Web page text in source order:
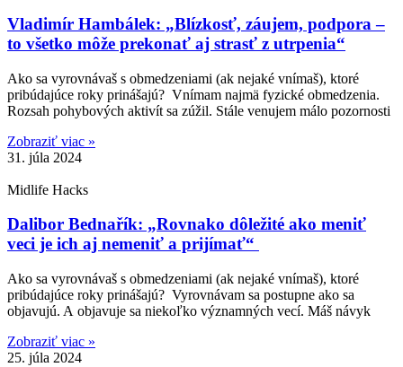
Vladimír Hambálek: „Blízkosť, záujem, podpora –
to všetko môže prekonať aj strasť z utrpenia“
Ako sa vyrovnávaš s obmedzeniami (ak nejaké vnímaš), ktoré
pribúdajúce roky prinášajú? Vnímam najmä fyzické obmedzenia.
Rozsah pohybových aktivít sa zúžil. Stále venujem málo pozornosti
Zobraziť viac »
31. júla 2024
Midlife Hacks
Dalibor Bednařík: „Rovnako dôležité ako meniť
veci je ich aj nemeniť a prijímať“
Ako sa vyrovnávaš s obmedzeniami (ak nejaké vnímaš), ktoré
pribúdajúce roky prinášajú? Vyrovnávam sa postupne ako sa
objavujú. A objavuje sa niekoľko významných vecí. Máš návyk
Zobraziť viac »
25. júla 2024